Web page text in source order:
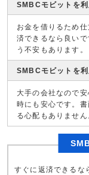
SMBCモビットを
お金を借りるため
済できるなら良い
う不安もあります。
SMBCモビットを
大手の会社なので
時にも安心です。
る心配もありません
すぐに返済できるな